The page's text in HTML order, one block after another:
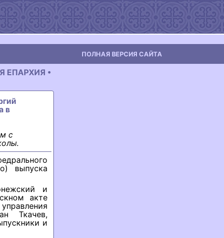
ПОЛНАЯ ВЕРСИЯ САЙТА
ЕПАРХИЯ •
в
с
выпуска
и
акте
Ткачев,
и